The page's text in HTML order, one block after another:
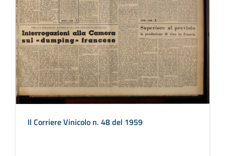
Il Corriere Vinicolo n. 48 del 1959